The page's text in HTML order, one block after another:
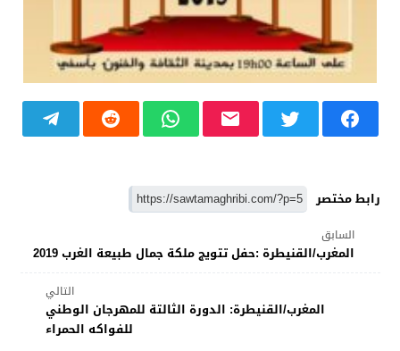
رابط مختصر
السابق
المغرب/القنيطرة :حفل تتويج ملكة جمال طبيعة الغرب 2019
التالي
المغرب/القنيطرة: الدورة الثالتة للمهرجان الوطني
للفواكه الحمراء